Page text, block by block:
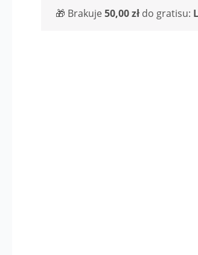
🎁 Brakuje 50,00zł do gratisu: